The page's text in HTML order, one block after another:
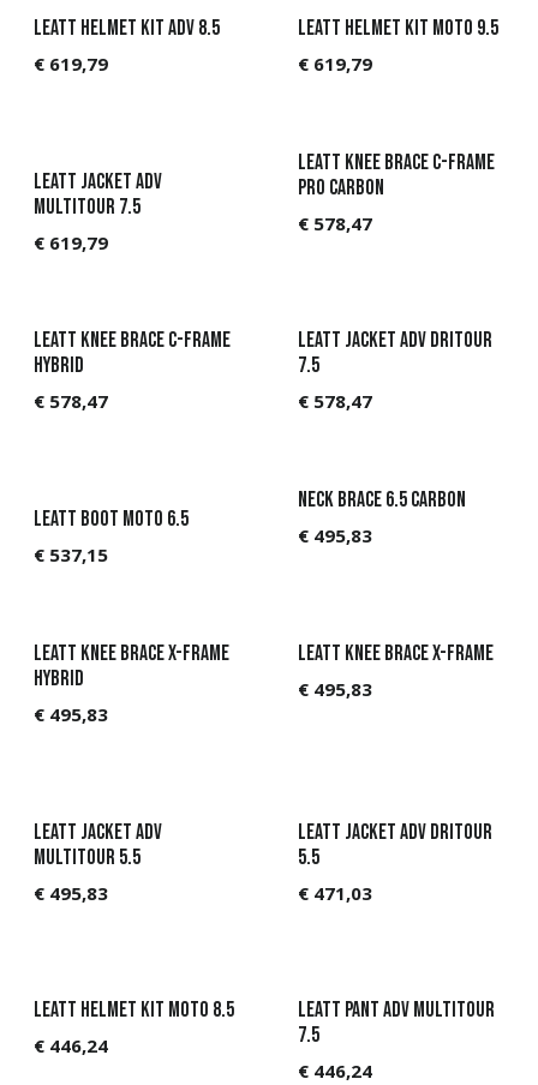
Leatt Helmet Kit ADV 8.5
€ 619,79
Leatt Helmet Kit Moto 9.5
€ 619,79
Leatt Jacket ADV
MultiTour 7.5
€ 619,79
Leatt Knee Brace C-Frame
Pro Carbon
€ 578,47
Leatt Knee Brace C-Frame
Hybrid
€ 578,47
Leatt Jacket ADV DriTour
7.5
€ 578,47
Leatt Boot Moto 6.5
€ 537,15
Neck Brace 6.5 Carbon
€ 495,83
Leatt Knee Brace X-Frame
Hybrid
€ 495,83
Leatt Knee Brace X-Frame
€ 495,83
Leatt Jacket ADV
MultiTour 5.5
€ 495,83
Leatt Jacket ADV DriTour
5.5
€ 471,03
Leatt Helmet Kit Moto 8.5
€ 446,24
Leatt Pant ADV MultiTour
7.5
€ 446,24